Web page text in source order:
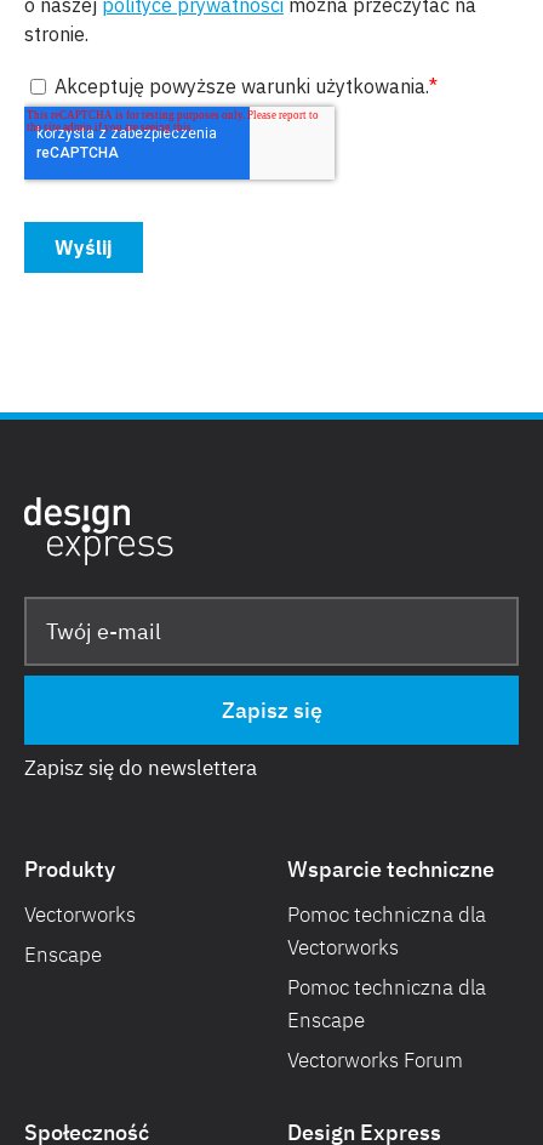
Zapisz się do newslettera
Produkty
Vectorworks
Enscape
Wsparcie techniczne
Pomoc techniczna dla
Vectorworks
Pomoc techniczna dla
Enscape
Vectorworks Forum
Społeczność Design Express